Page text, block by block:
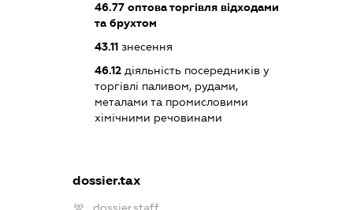
46.77 оптова торгівля відходами
та брухтом
43.11 знесення
46.12 діяльність посередників у
торгівлі паливом, рудами,
металами та промисловими
хімічними речовинами
dossier.tax
dossier.staff